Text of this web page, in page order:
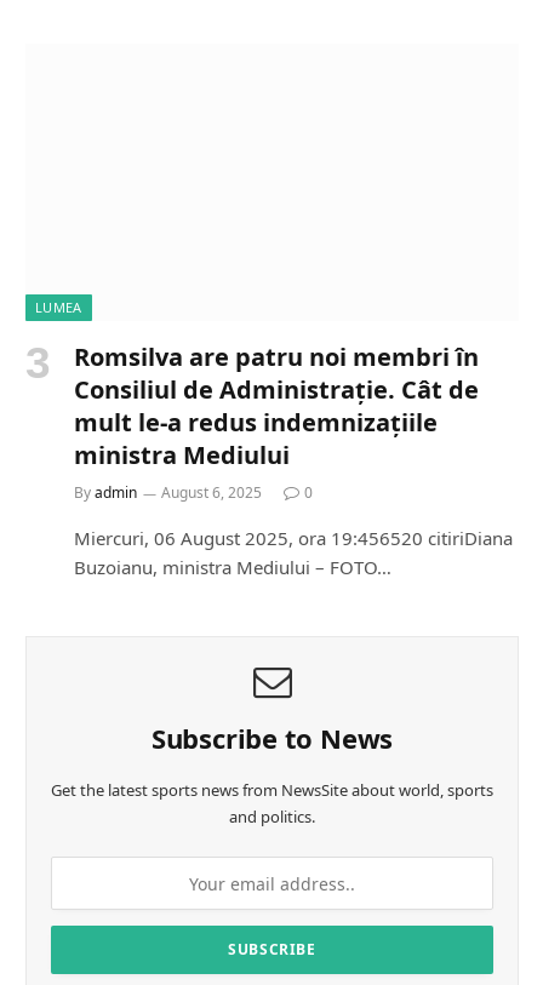
LUMEA
Romsilva are patru noi membri în
Consiliul de Administrație. Cât de
mult le-a redus indemnizațiile
ministra Mediului
Byadmin August 6, 2025 0
Miercuri, 06 August 2025, ora 19:456520 citiriDiana
Buzoianu, ministra Mediului – FOTO…
Subscribe to News
Get the latest sports news from NewsSite about world, sports
and politics.